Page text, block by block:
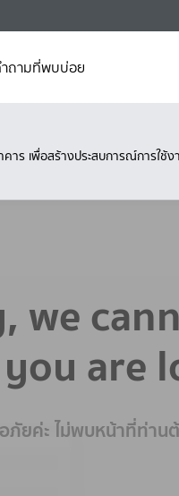
ถามที่พบบ่อย
าร เพื่อสร้างประสบการณ์การใช้ง
we
are
ภัยค่ะ ไม่พบหน้าที่ท่าน